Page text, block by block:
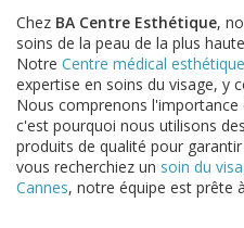
Chez BA Centre Esthétique,
soins de la peau de la plus
Notre Centre médical
expertise en soins du visage, y
Nous comprenons
c'est pourquoi nous utilisons
produits de qualité pour
vous recherchiez un soin du
Cannes, notre équipe est prête